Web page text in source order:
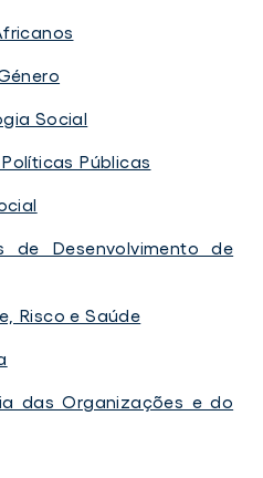
Social
Públicas
de Desenvolvimento de
Risco e Saúde
das Organizações e do